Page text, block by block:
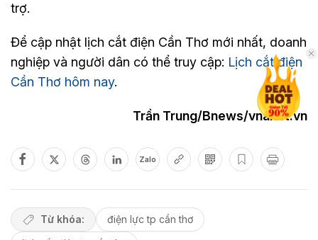
trợ.
Để cập nhật lịch cắt điện Cần Thơ mới nhất, doanh
nghiệp và người dân có thể truy cập: Lịch cắt điện
Cần Thơ hôm nay.
Trần Trung/Bnews/vnanet.vn
Zalo
Từ khóa:
điện lực tp cần thơ